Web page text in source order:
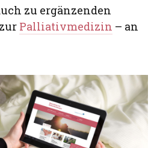
zu ergänzenden
Palliativmedizin – an